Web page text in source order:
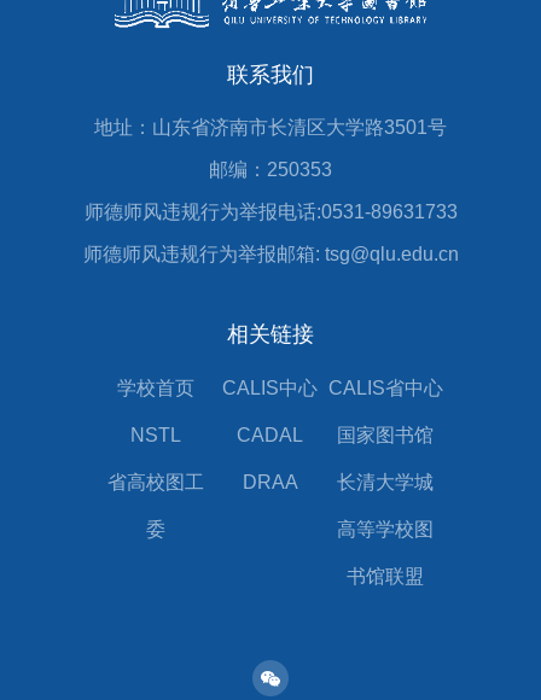
联系我们
地址：山东省济南市长清区大学路3501号
邮编：250353
师德师风违规行为举报电话:0531-89631733
师德师风违规行为举报邮箱: tsg@qlu.edu.cn
相关链接
学校首页 CALIS中心 CALIS省中心
NSTL CADAL 国家图书馆
省高校图工
委
DRAA 长清大学城
高等学校图
书馆联盟